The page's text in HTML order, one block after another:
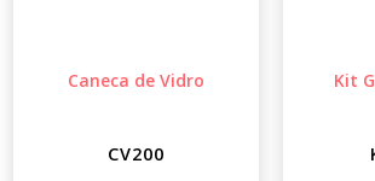
Caneca de Vidro
CV200
Kit